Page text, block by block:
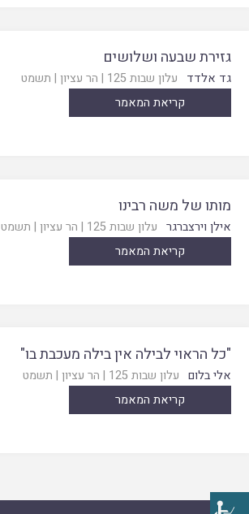
גזירת שבעה ושלושים
גד אלדד עלון שבות 125 | הר עציון | תשמט
קריאת המאמר
מותו של משה רבינו
אילן וירצברגר עלון שבות 125 | הר עציון | תשמט
קריאת המאמר
"כל הראוי לבילה אין בילה מעכבת בו"
אלי בלום עלון שבות 125 | הר עציון | תשמט
קריאת המאמר